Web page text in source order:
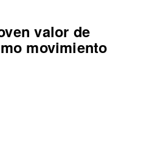
valor de
movimiento